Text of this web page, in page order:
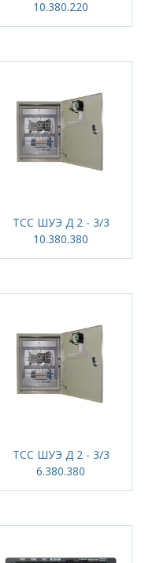
10.380.220
ТСС ШУЭ Д 2 - 3/3
10.380.380
ТСС ШУЭ Д 2 - 3/3
6.380.380